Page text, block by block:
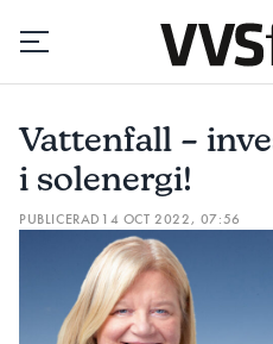
Prenumerera
Hantera
Lediga jobb
Vattenfall –
i solenergi!
PUBLICERAD 14 OCT 2022, 07:56
VATTENFALL – INVESTERA